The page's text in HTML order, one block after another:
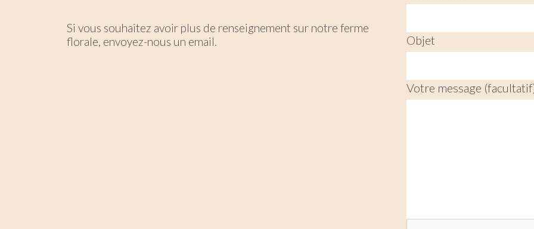
Si vous souhaitez avoir plus de renseignement sur notre ferme
florale, envoyez-nous un email.
Objet
Votre message